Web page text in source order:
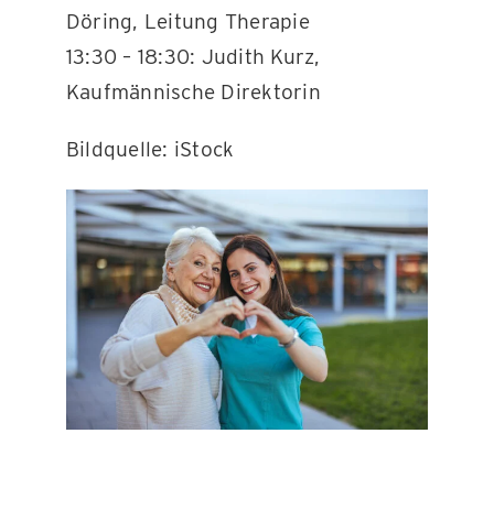
Döring, Leitung Therapie
13:30 – 18:30: Judith Kurz,
Kaufmännische Direktorin
Bildquelle: iStock